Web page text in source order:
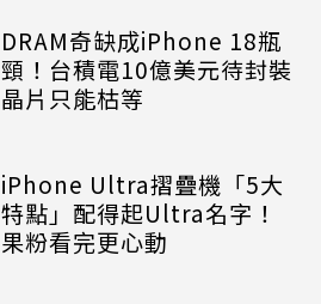
DRAM奇缺成iPhone 18瓶
頸！台積電10億美元待封裝
晶片只能枯等
iPhone Ultra摺疊機「5大
特點」配得起Ultra名字！
果粉看完更心動